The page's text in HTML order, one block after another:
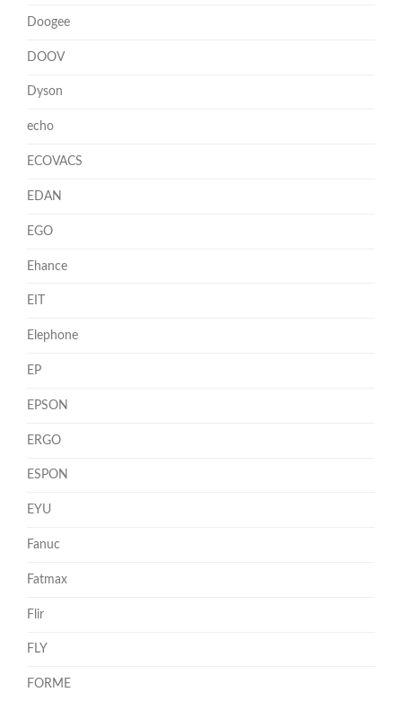
Doogee
DOOV
Dyson
echo
ECOVACS
EDAN
EGO
Ehance
EIT
Elephone
EP
EPSON
ERGO
ESPON
EYU
Fanuc
Fatmax
Flir
FLY
FORME